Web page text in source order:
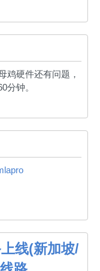
鸡硬件还有问题，
分钟。
线(新加坡/